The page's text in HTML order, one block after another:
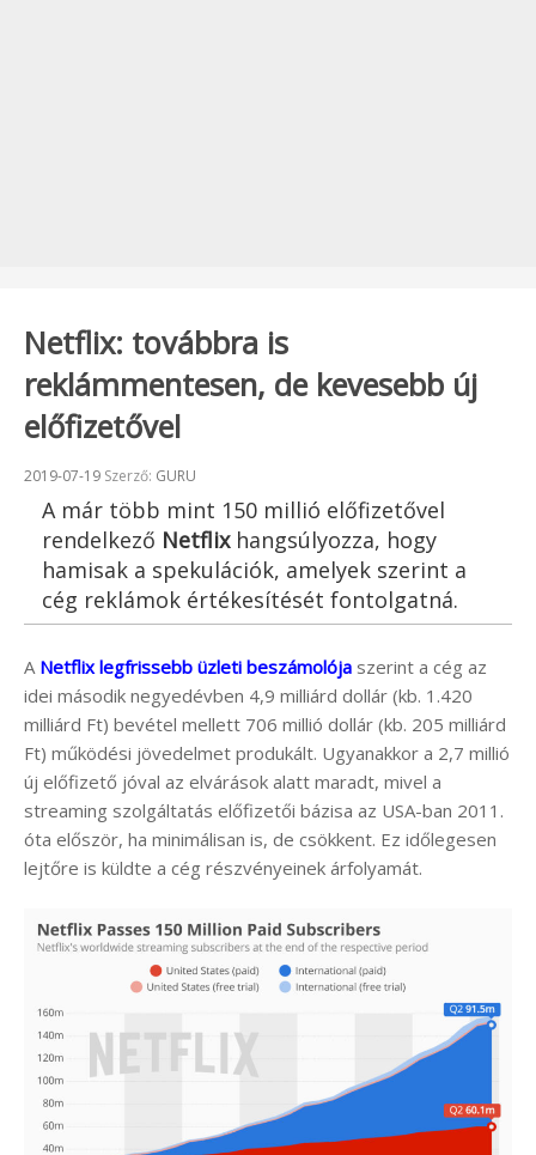
Netflix: továbbra is
reklámmentesen, de kevesebb új
előfizetővel
Beküldve:
2019-07-19 Szerző: GURU
A már több mint 150 millió előfizetővel
rendelkező Netflixhangsúlyozza, hogy
hamisak a spekulációk, amelyek szerint a
cég reklámok értékesítését fontolgatná.
A Netflix legfrissebb üzleti beszámolója szerint a cég az
idei második negyedévben 4,9 milliárd dollár (kb. 1.420
milliárd Ft) bevétel mellett 706 millió dollár (kb. 205 milliárd
Ft) működési jövedelmet produkált. Ugyanakkor a 2,7 millió
új előfizető jóval az elvárások alatt maradt, mivel a
streaming szolgáltatás előfizetői bázisa az USA-ban 2011.
óta először, ha minimálisan is, de csökkent. Ez időlegesen
lejtőre is küldte a cég részvényeinek árfolyamát.